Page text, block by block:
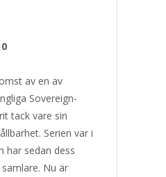
av en av
Sovereign-
tack vare sin
Serien var i
har sedan dess
Nu är